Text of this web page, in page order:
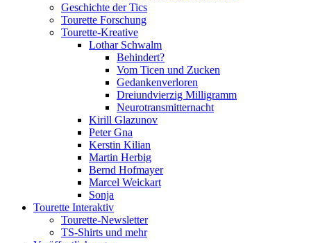
Geschichte der Tics
Tourette Forschung
Tourette-Kreative
Lothar Schwalm
Behindert?
Vom Ticen und Zucken
Gedankenverloren
Dreiundvierzig Milligramm
Neurotransmitternacht
Kirill Glazunov
Peter Gna
Kerstin Kilian
Martin Herbig
Bernd Hofmayer
Marcel Weickart
Sonja
Tourette Interaktiv
Tourette-Newsletter
TS-Shirts und mehr